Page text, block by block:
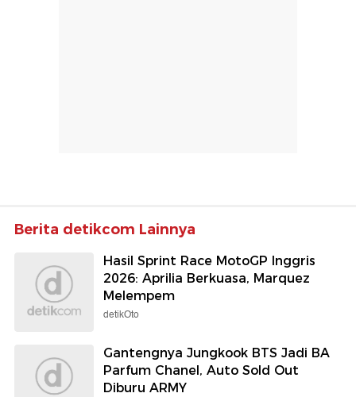
Berita detikcom Lainnya
Hasil Sprint Race MotoGP Inggris
2026: Aprilia Berkuasa, Marquez
Melempem
detikOto
Gantengnya Jungkook BTS Jadi BA
Parfum Chanel, Auto Sold Out
Diburu ARMY